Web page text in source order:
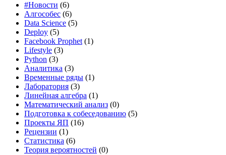
#Новости (6)
Aлгособес (6)
Data Science (5)
Deploy (5)
Facebook Prophet (1)
Lifestyle (3)
Python (3)
Аналитика (3)
Временные ряды (1)
Лаборатория (3)
Линейная алгебра (1)
Математический анализ (0)
Подготовка к собеседованию (5)
Проекты ЯП (16)
Рецензии (1)
Статистика (6)
Теория вероятностей (0)